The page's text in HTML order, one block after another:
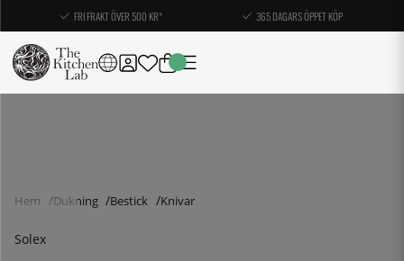
FRI FRAKT ÖVER 500 KR* 365 DAGARS ÖPPET KÖP
Hem Dukning Bestick Knivar
Solex